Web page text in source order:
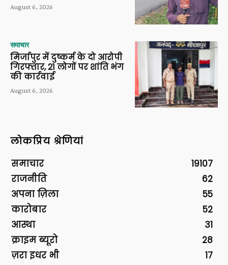
August 6, 2026
समाचार
मिर्जापुर में दुष्कर्म के दो आरोपी
गिरफ्तार, 21 लोगों पर शांति भंग
की कार्रवाई
August 6, 2026
लोकप्रिय श्रेणियां
समाचार
19107
राजनीति
62
अपना ज़िला
55
कारोबार
52
आस्था
31
क्राइम ब्यूरो
28
ज़रा इधर भी
17